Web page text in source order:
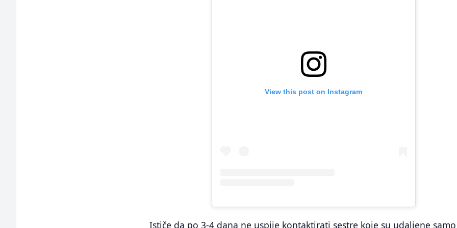
View this post on Instagram
Ističe da po 3-4 dana ne uspije kontaktirati sestre koje su udaljene